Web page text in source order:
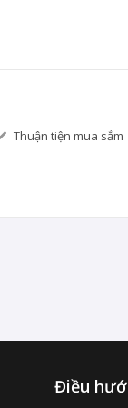
Thuận tiện mua sắm
Điều